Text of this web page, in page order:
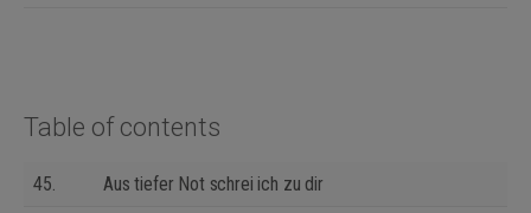
Table of contents
45.
Aus tiefer Not schrei ich zu dir